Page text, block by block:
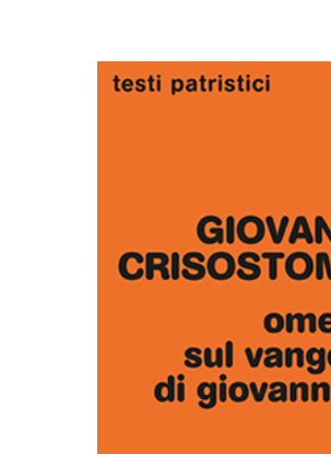
AGGIUNGI AL CARRELLO